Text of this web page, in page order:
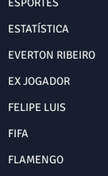
ESTATÍSTICA
EVERTON RIBEIRO
EX JOGADOR
FELIPE LUIS
FIFA
FLAMENGO